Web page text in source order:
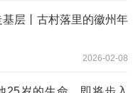
基层丨古村落里的徽州年
2026-02-08